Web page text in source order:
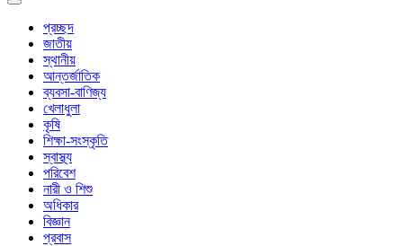
Toggle
navigation
প্রচ্ছদ
জাতীয়
স্থানীয়
আন্তর্জাতিক
ব্যবসা-বাণিজ্য
খেলাধুলা
কৃষি
শিক্ষা-সংস্কৃতি
স্বাস্থ্য
পরিবেশ
নারী ও শিশু
অধিকার
বিজ্ঞান
প্রবাস